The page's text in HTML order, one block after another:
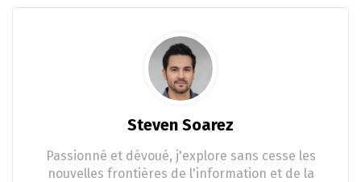
Steven Soarez
Passionné et dévoué, j'explore sans cesse les
nouvelles frontières de l'information et de la